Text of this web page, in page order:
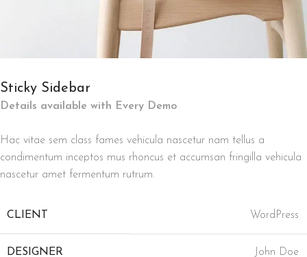
Sticky Sidebar
Details available with Every Demo
Hac vitae sem class fames vehicula nascetur nam tellus a
condimentum inceptos mus rhoncus et accumsan fringilla vehicula
nascetur amet fermentum rutrum.
CLIENT WordPress
DESIGNER John Doe